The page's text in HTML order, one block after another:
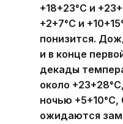
+18+23°С и
+2+7°С и
понизится.
и в конце
декады
около
ночью
ожидаются